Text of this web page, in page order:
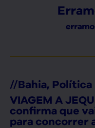
//Bahia, Política
VIAGEM A
confirma que
para concorrer